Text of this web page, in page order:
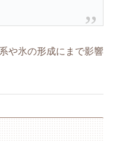
や氷の形成にまで影響